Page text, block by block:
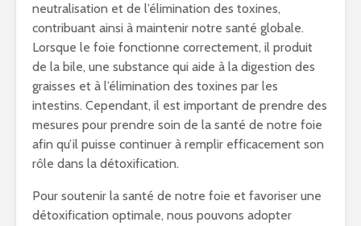
neutralisation et de l’élimination des toxines,
contribuant ainsi à maintenir notre santé globale.
Lorsque le foie fonctionne correctement, il produit
de la bile, une substance qui aide à la digestion des
graisses et à l’élimination des toxines par les
intestins. Cependant, il est important de prendre des
mesures pour prendre soin de la santé de notre foie
afin qu’il puisse continuer à remplir efficacement son
rôle dans la détoxification.
Pour soutenir la santé de notre foie et favoriser une
détoxification optimale, nous pouvons adopter